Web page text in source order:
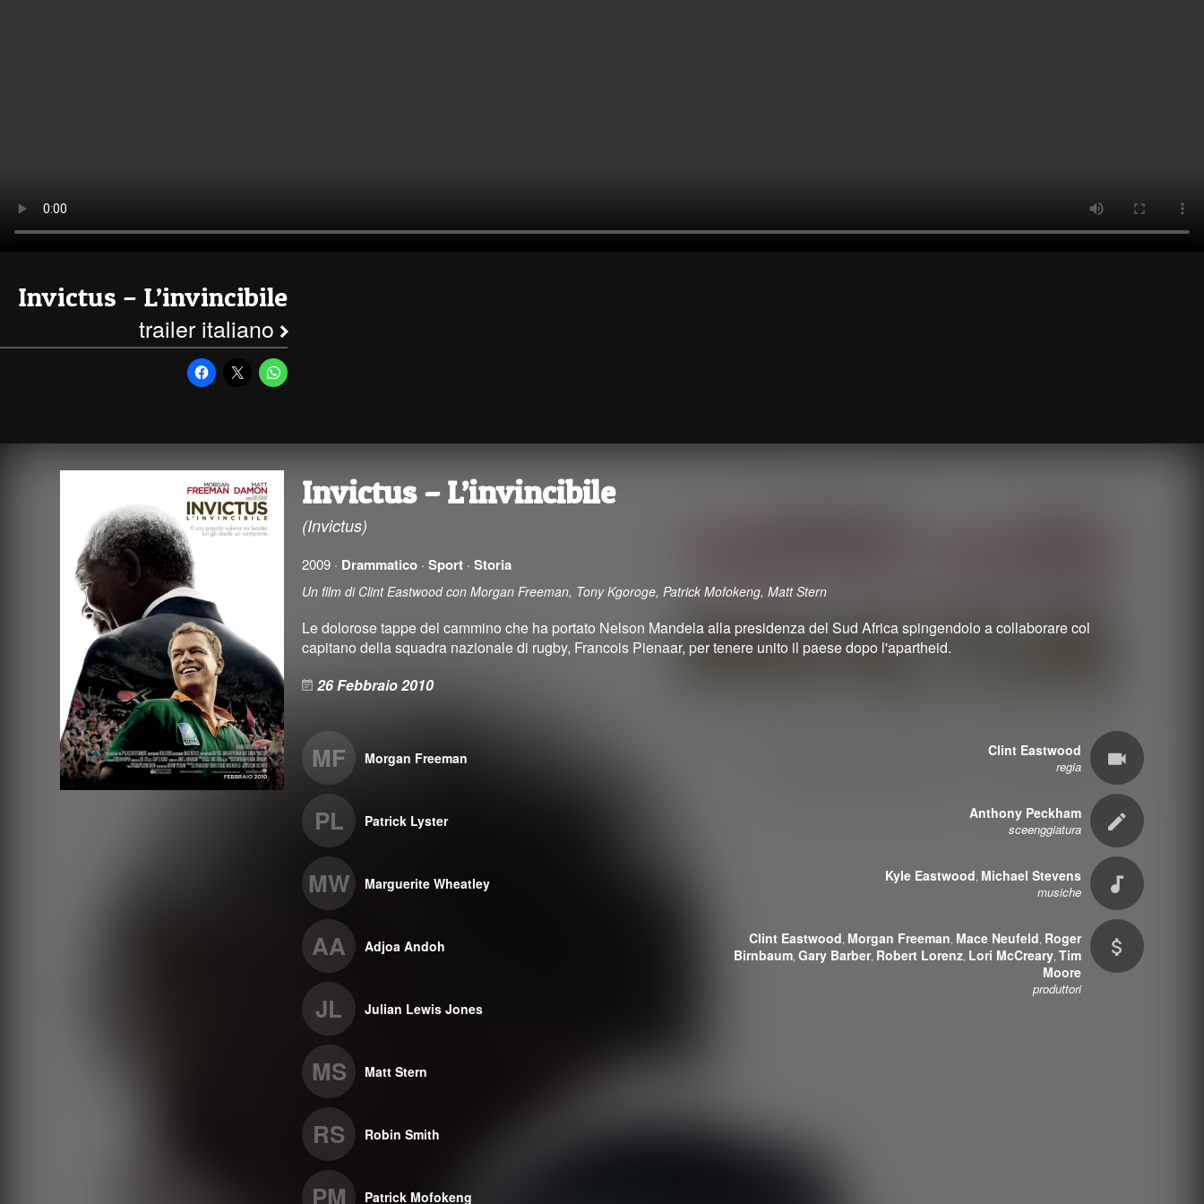
Invictus – L’invincibile
trailer italiano
Invictus – L’invincibile
(Invictus)
2009 · Drammatico ·Sport ·Storia
Un film di Clint Eastwood con Morgan Freeman, Tony Kgoroge, Patrick Mofokeng, Matt Stern
Le dolorose tappe del cammino che ha portato Nelson Mandela alla presidenza del Sud Africa spingendolo a collaborare col
capitano della squadra nazionale di rugby, Francois Pienaar, per tenere unito il paese dopo l'apartheid.
26 Febbraio 2010
MF Morgan Freeman
PL Patrick Lyster
MW Marguerite Wheatley
AA Adjoa Andoh
JL Julian Lewis Jones
MS Matt Stern
RS Robin Smith
PM Patrick Mofokeng
Clint Eastwood
regia
Anthony Peckham
sceenggiatura
Kyle Eastwood Michael Stevens
musiche
Clint Eastwood Morgan Freeman Mace Neufeld Roger
Birnbaum, Gary Barber, Robert Lorenz, Lori McCreary, Tim
Moore
produttori